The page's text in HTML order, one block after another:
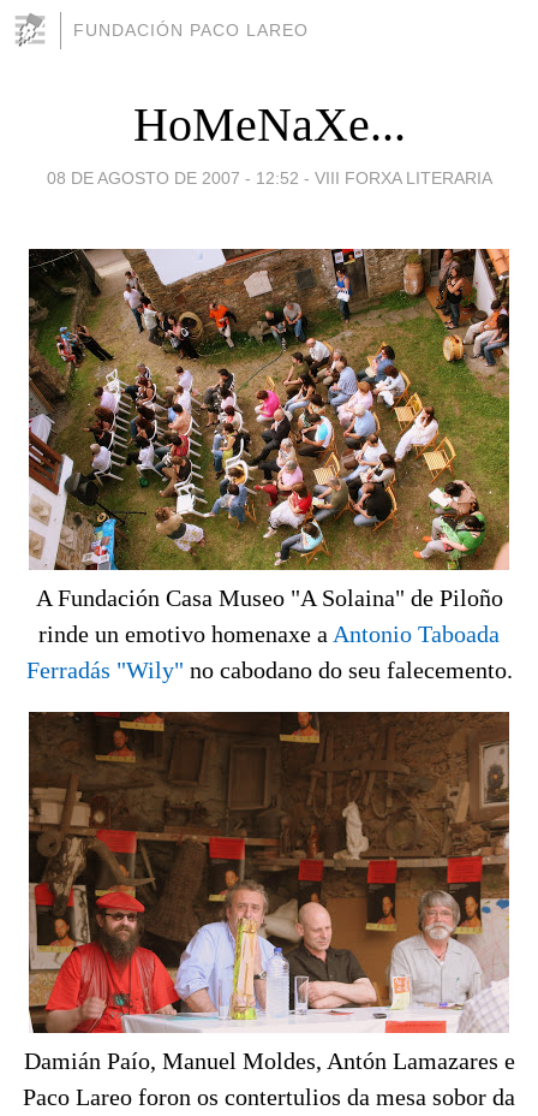
FUNDACIÓN PACO LAREO
HoMeNaXe...
08 DE AGOSTO DE 2007 - 12:52 - VIII FORXA LITERARIA
A Fundación Casa Museo "A Solaina" de Piloño
rinde un emotivo homenaxe a Antonio Taboada
Ferradás "Wily" no cabodano do seu falecemento.
Damián Paío, Manuel Moldes, Antón Lamazares e
Paco Lareo foron os contertulios da mesa sobor da